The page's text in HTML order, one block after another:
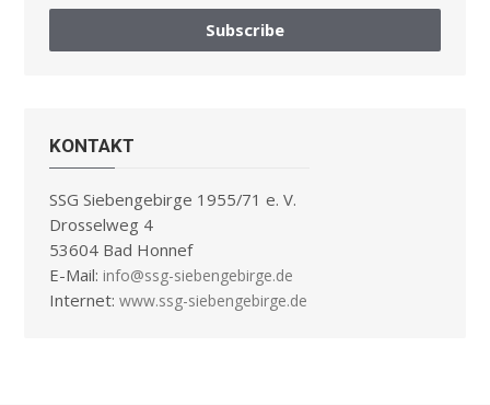
KONTAKT
SSG Siebengebirge 1955/71 e. V.
Drosselweg 4
53604 Bad Honnef
E-Mail: info@ssg-siebengebirge.de
Internet: www.ssg-siebengebirge.de